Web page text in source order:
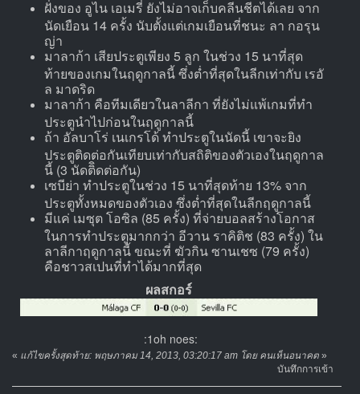
ฝั่งของ อูไน เอเมรี่ ยังไม่อาจเก็บคลีนชีตได้เลย จาก
นัดเยือน 14 ครั้ง นับตั้งแต่เกมเยือนที่ชนะ ลา กอรุน
ญ่า
มาลาก้า เสียประตูเพียง 5 ลูก ในช่วง 15 นาที่สุด
ท้ายของเกมในฤดูกาลนี้ ซึ่งต่ำที่สุดในลีกเท่ากับ เรอั
ล มาดริด
มาลาก้า คือทีมเดียวในลาลีกา ที่ยังไม่แพ้เกมที่ทำ
ประตูนำไปก่อนในฤดูกาลนี้
ถ้า อัลบาโร่ เนเกรโด้ ทำประตูในนัดนี้ เขาจะยิง
ประตูติดต่อกันเทียบเท่ากับสถิติของตัวเองในฤดูกาล
นี้ (3 นัดติิดต่อกัน)
เซบีย่า ทำประตูในช่วง 15 นาที่สุดท้าย 13% จาก
ประตูทั้งหมดของตัวเอง ซึ่งต่ำที่สุดในลีกฤดูกาลนี้
มีแค่ เมซุต โอซิล (85 ครั้ง) ที่จ่ายบอลสร้างโอกาส
ในการทำประตูมากกว่า อีวาน ราคิติช (83 ครั้ง) ใน
ลาลีกาฤดูกาลนี้ ขณะที่ ฆัวกิน ซานเชซ (79 ครั้ง)
คือชาวสเปนที่ทำได้มากที่สุด
ผลสกอร์
:1oh noes:
« แก้ไขครั้งสุดท้าย: พฤษภาคม 14, 2013, 03:20:17 am โดย คนเห็นอนาคต »
บันทึกการเข้า